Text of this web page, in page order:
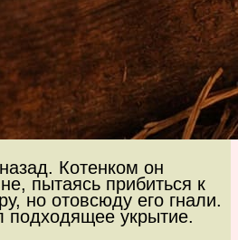
Котенком он
пытаясь прибиться к
но отовсюду его гнали.
укрытие.